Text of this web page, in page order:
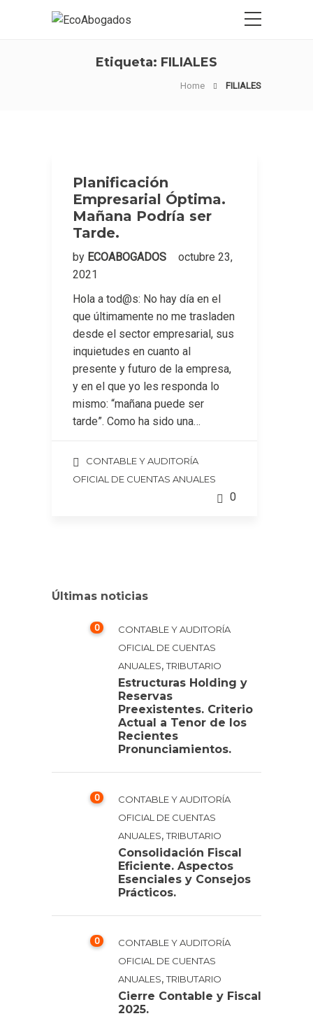
Etiqueta: FILIALES
Home FILIALES
Planificación
Empresarial Óptima.
Mañana Podría ser
Tarde.
by ECOABOGADOS
octubre 23,
2021
Hola a tod@s: No hay día en el
que últimamente no me trasladen
desde el sector empresarial, sus
inquietudes en cuanto al
presente y futuro de la empresa,
y en el que yo les responda lo
mismo: “mañana puede ser
tarde”. Como ha sido una…
CONTABLE Y AUDITORÍA
OFICIAL DE CUENTAS ANUALES
0
Últimas noticias
0
CONTABLE Y AUDITORÍA
OFICIAL DE CUENTAS
ANUALES,TRIBUTARIO
Estructuras Holding y
Reservas
Preexistentes. Criterio
Actual a Tenor de los
Recientes
Pronunciamientos.
0
CONTABLE Y AUDITORÍA
OFICIAL DE CUENTAS
ANUALES,TRIBUTARIO
Consolidación Fiscal
Eficiente. Aspectos
Esenciales y Consejos
Prácticos.
0
CONTABLE Y AUDITORÍA
OFICIAL DE CUENTAS
ANUALES,TRIBUTARIO
Cierre Contable y Fiscal
2025.